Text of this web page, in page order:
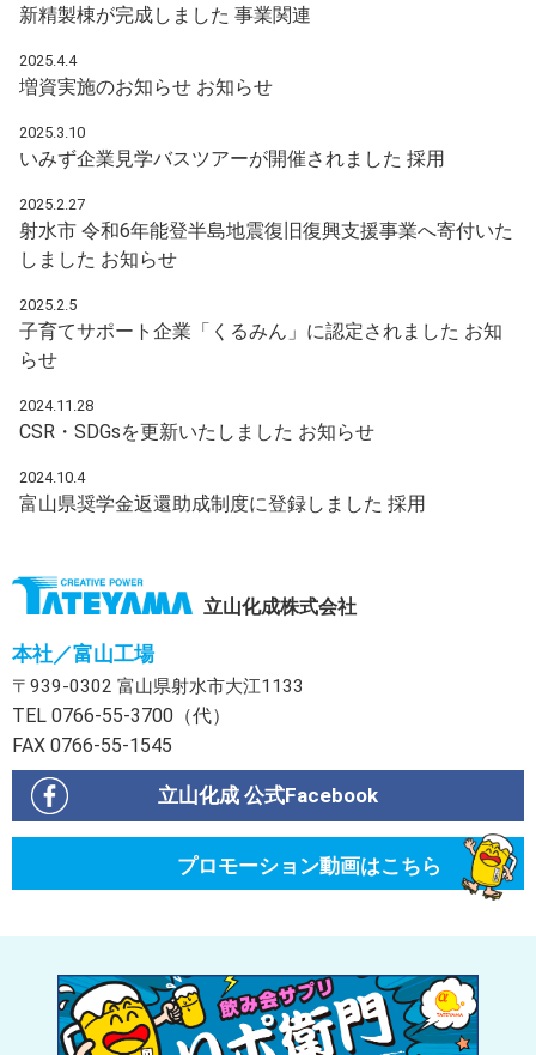
新精製棟が完成しました 事業関連
2025.4.4
増資実施のお知らせ お知らせ
2025.3.10
いみず企業見学バスツアーが開催されました 採用
2025.2.27
射水市 令和6年能登半島地震復旧復興支援事業へ寄付いた
しました お知らせ
2025.2.5
子育てサポート企業「くるみん」に認定されました お知
らせ
2024.11.28
CSR・SDGsを更新いたしました お知らせ
2024.10.4
富山県奨学金返還助成制度に登録しました 採用
立山化成株式会社
本社／富山工場
〒939-0302 富山県射水市大江1133
TEL 0766-55-3700（代）
FAX 0766-55-1545
立山化成 公式Facebook
プロモーション動画はこちら